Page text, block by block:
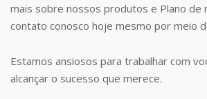
mais sobre nossos produtos e Plano de
contato conosco hoje mesmo por meio
Estamos ansiosos para trabalhar com
alcançar o sucesso que merece.